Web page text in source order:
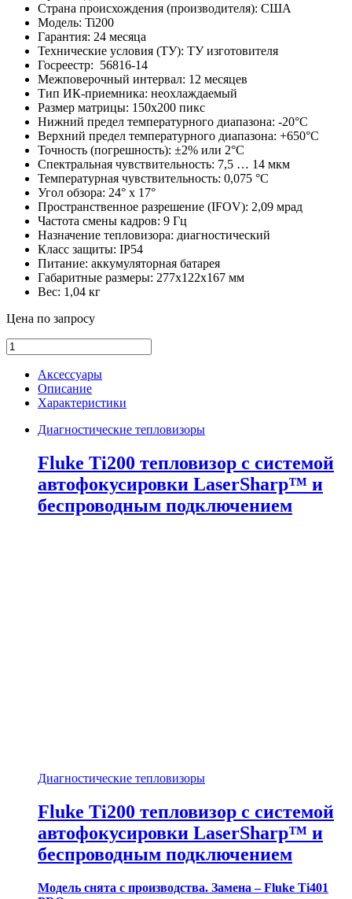
Страна происхождения (производителя): США
Модель: Ti200
Гарантия: 24 месяца
Технические условия (ТУ): ТУ изготовителя
Госреестр: 56816-14
Межповерочный интервал: 12 месяцев
Тип ИК-приемника: неохлаждаемый
Размер матрицы: 150х200 пикс
Нижний предел температурного диапазона: -20°C
Верхний предел температурного диапазона: +650°C
Точность (погрешность): ±2% или 2°C
Спектральная чувствительность: 7,5 … 14 мкм
Температурная чувствительность: 0,075 °С
Угол обзора: 24° x 17°
Пространственное разрешение (IFOV): 2,09 мрад
Частота смены кадров: 9 Гц
Назначение тепловизора: диагностический
Класс защиты: IP54
Питание: аккумуляторная батарея
Габаритные размеры: 277x122x167 мм
Вес: 1,04 кг
Цена по запросу
Fluke
Ti200
тепловизор
системой
LaserSharp™
беспроводным
подключением
количество
Аксессуары
Описание
Характеристики
Диагностические тепловизоры
Fluke Ti200 тепловизор с системой
автофокусировки LaserSharp™ и
беспроводным подключением
Диагностические тепловизоры
Fluke Ti200 тепловизор с системой
автофокусировки LaserSharp™ и
беспроводным подключением
Модель снята с производства. Замена – Fluke Ti401